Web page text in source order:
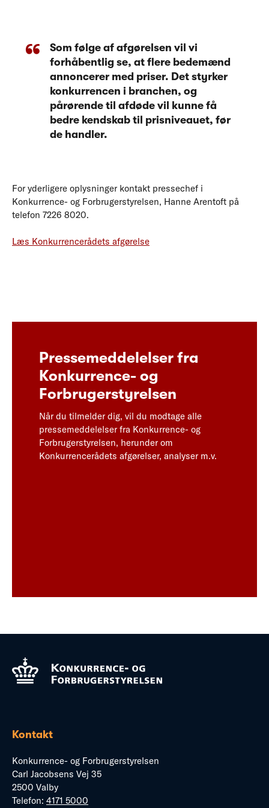
Som følge af afgørelsen vil vi
forhåbentlig se, at flere bedemænd
annoncerer med priser. Det styrker
konkurrencen i branchen, og
pårørende til afdøde vil kunne få
bedre kendskab til prisniveauet, før
de handler.
For yderligere oplysninger kontakt pressechef i
Konkurrence- og Forbrugerstyrelsen, Hanne Arentoft på
telefon 7226 8020.
Læs Konkurrencerådets afgørelse
Pressemeddelelser fra
Konkurrence- og
Forbrugerstyrelsen
Når du tilmelder dig, vil du modtage alle
pressemeddelelser fra Konkurrence- og
Forbrugerstyrelsen, herunder om
Konkurrencerådets afgørelser, analyser m.v.
Kontakt
Konkurrence- og Forbrugerstyrelsen
Carl Jacobsens Vej 35
2500 Valby
Telefon: 4171 5000